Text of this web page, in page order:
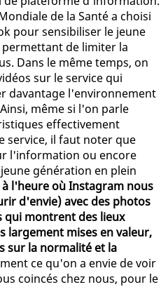
de la Santé a choisi
pour sensibiliser le jeune
de limiter la
Dans le même temps, on
sur le service qui
davantage l'environnement
même si l'on parle
effectivement
service, il faut noter que
l'information ou encore
génération en plein
l'heure où Instagram nous
d'envie) avec des photos
qui montrent des lieux
largement mises en valeur,
sur la normalité et la
ce qu'on a envie de voir
coincés chez nous, pour le